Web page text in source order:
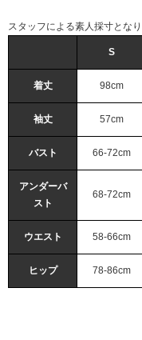
スタッフによる素人採寸とな
S
着丈 98cm
袖丈 57cm
バスト 66-72cm
アンダーバ
スト
68-72cm
ウエスト 58-66cm
ヒップ 78-86cm